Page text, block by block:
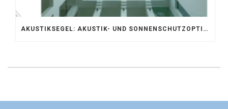
AKUSTIKSEGEL: AKUSTIK- UND SONNENSCHUTZOPTIMIERUNG IM ATRIUM DER UNIVERSITÄT BONN